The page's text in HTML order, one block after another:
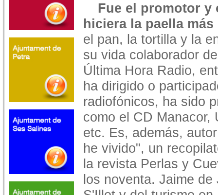
Fue el promotor y
hiciera la paella
el pan, la tortilla y la
su vida colaborador
Última Hora Radio,
ha dirigido o
radiofónicos, ha sido
como el CD Manacor,
etc. Es, además,
he vivido", un
la revista Perlas y
los noventa. Jaime